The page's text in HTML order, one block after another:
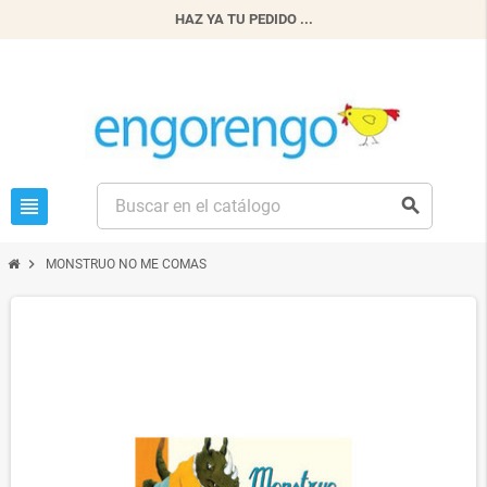
HAZ YA TU PEDIDO ...
view_headline search
chevron_right MONSTRUO NO ME COMAS